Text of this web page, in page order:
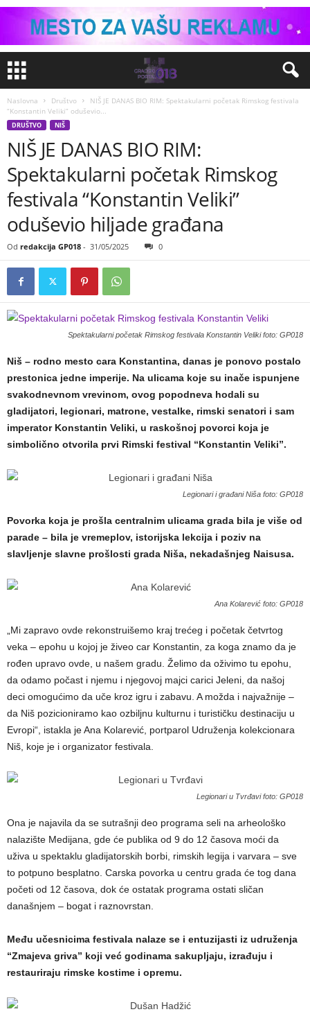
Naslovna Društvo
NIŠ JE DANAS BIO RIM: Spektakularni početak Rimskog festivala
“Konstantin Veliki” oduševio...
DRUŠTVO NIŠ
NIŠ JE DANAS BIO RIM:
Spektakularni početak Rimskog
festivala “Konstantin Veliki”
oduševio hiljade građana
Od redakcija GP018 - 31/05/2025 0
Spektakularni početak Rimskog festivala Konstantin Veliki foto: GP018
Niš – rodno mesto cara Konstantina, danas je ponovo postalo
prestonica jedne imperije. Na ulicama koje su inače ispunjene
svakodnevnom vrevinom, ovog popodneva hodali su
gladijatori, legionari, matrone, vestalke, rimski senatori i sam
imperator Konstantin Veliki, u raskošnoj povorci koja je
simbolično otvorila prvi Rimski festival “Konstantin Veliki”.
Legionari i građani Niša foto: GP018
Povorka koja je prošla centralnim ulicama grada bila je više od
parade – bila je vremeplov, istorijska lekcija i poziv na
slavljenje slavne prošlosti grada Niša, nekadašnjeg Naisusa.
Ana Kolarević foto: GP018
„Mi zapravo ovde rekonstruišemo kraj trećeg i početak četvrtog
veka – epohu u kojoj je živeo car Konstantin, za koga znamo da je
rođen upravo ovde, u našem gradu. Želimo da oživimo tu epohu,
da odamo počast i njemu i njegovoj majci carici Jeleni, da našoj
deci omogućimo da uče kroz igru i zabavu. A možda i najvažnije –
da Niš pozicioniramo kao ozbiljnu kulturnu i turističku destinaciju u
Evropi“, istakla je Ana Kolarević, portparol Udruženja kolekcionara
Niš, koje je i organizator festivala.
Legionari u Tvrđavi foto: GP018
Ona je najavila da se sutrašnji deo programa seli na arheološko
nalazište Medijana, gde će publika od 9 do 12 časova moći da
uživa u spektaklu gladijatorskih borbi, rimskih legija i varvara – sve
to potpuno besplatno. Carska povorka u centru grada će tog dana
početi od 12 časova, dok će ostatak programa ostati sličan
današnjem – bogat i raznovrstan.
Među učesnicima festivala nalaze se i entuzijasti iz udruženja
“Zmajeva griva” koji već godinama sakupljaju, izrađuju i
restauriraju rimske kostime i opremu.